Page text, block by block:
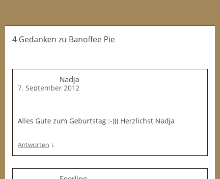
4 Gedanken zu Banoffee Pie
Nadja
7. September 2012
Alles Gute zum Geburtstag :-))) Herzlichst Nadja
Antworten ↓